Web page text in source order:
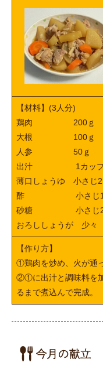
【材料】(3人分)
鶏肉 200ｇ
大根 100ｇ
人参 50ｇ
出汁 1カッ
薄口しょうゆ 小さじ2
酢 小さじ
砂糖 小さじ
おろししょうが 少々
【作り方】
①鶏肉を炒め、火が通
②①に出汁と調味料を
るまで煮込んで完成。